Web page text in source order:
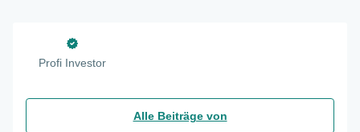
Profi Investor
Alle Beiträge von